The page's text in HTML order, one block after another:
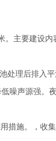
要建设内
理后排入平
声源强。
施。，收